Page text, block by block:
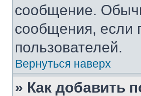
сообщение.
сообщения, если
пользователей.
Вернуться наверх
» Как добавить